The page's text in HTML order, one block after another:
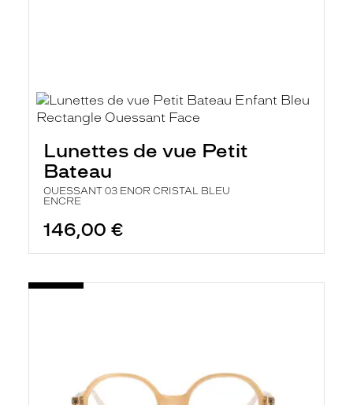
Lunettes de vue Petit
Bateau
OUESSANT 03 ENOR CRISTAL BLEU
ENCRE
146,00 €